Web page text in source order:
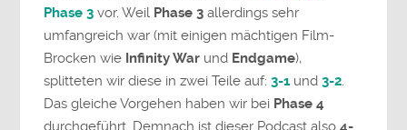
Phase 3 vor. Weil Phase 3 allerdings sehr
umfangreich war (mit einigen mächtigen Film-
Brocken wie Infinity War und Endgame),
splitteten wir diese in zwei Teile auf:3-1 und3-2.
Das gleiche Vorgehen haben wir bei Phase 4